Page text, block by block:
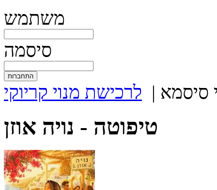
משתמש
סיסמה
סיסמא | לרכישת מנוי קריוקי
טיפוטה - נויה אוזן